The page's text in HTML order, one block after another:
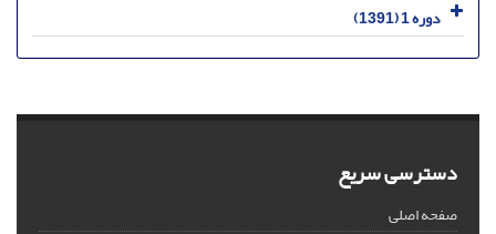
دوره 1 (1391)
دسترسی سریع
صفحه اصلی